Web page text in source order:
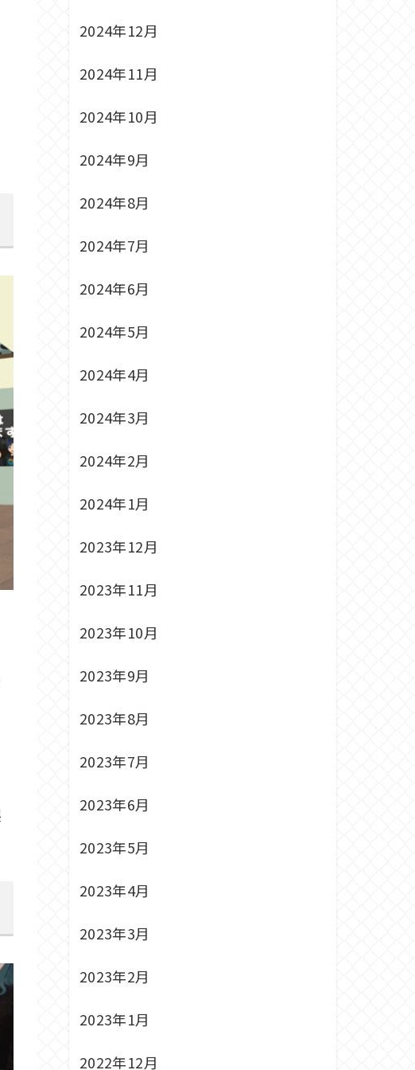
2024年12月
2024年11月
2024年10月
2024年9月
2024年8月
2024年7月
2024年6月
2024年5月
2024年4月
2024年3月
2024年2月
2024年1月
2023年12月
2023年11月
2023年10月
2023年9月
2023年8月
2023年7月
2023年6月
2023年5月
2023年4月
2023年3月
2023年2月
2023年1月
2022年12月